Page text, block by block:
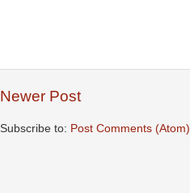
Newer Post
Subscribe to: Post Comments (Atom)